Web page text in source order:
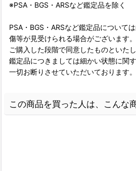
※PSA・BGS・ARSなど鑑定品を除く
PSA・BGS・ARSなど鑑定品について
傷等が見受けられる場合がございます。
ご購入した段階で同意したものといたし
鑑定品につきましては細かい状態に関
一切お断りさせていただいております。
この商品を買った人は、こんな